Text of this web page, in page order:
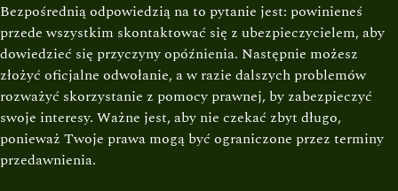
Bezpośrednią odpowiedzią na to pytanie jest: powinieneś
przede wszystkim skontaktować się z ubezpieczycielem, aby
dowiedzieć się przyczyny opóźnienia. Następnie możesz
złożyć oficjalne odwołanie, a w razie dalszych problemów
rozważyć skorzystanie z pomocy prawnej, by zabezpieczyć
swoje interesy. Ważne jest, aby nie czekać zbyt długo,
ponieważ Twoje prawa mogą być ograniczone przez terminy
przedawnienia.